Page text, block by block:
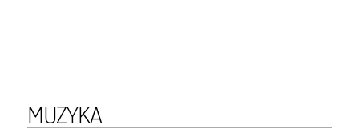
MUZYKA